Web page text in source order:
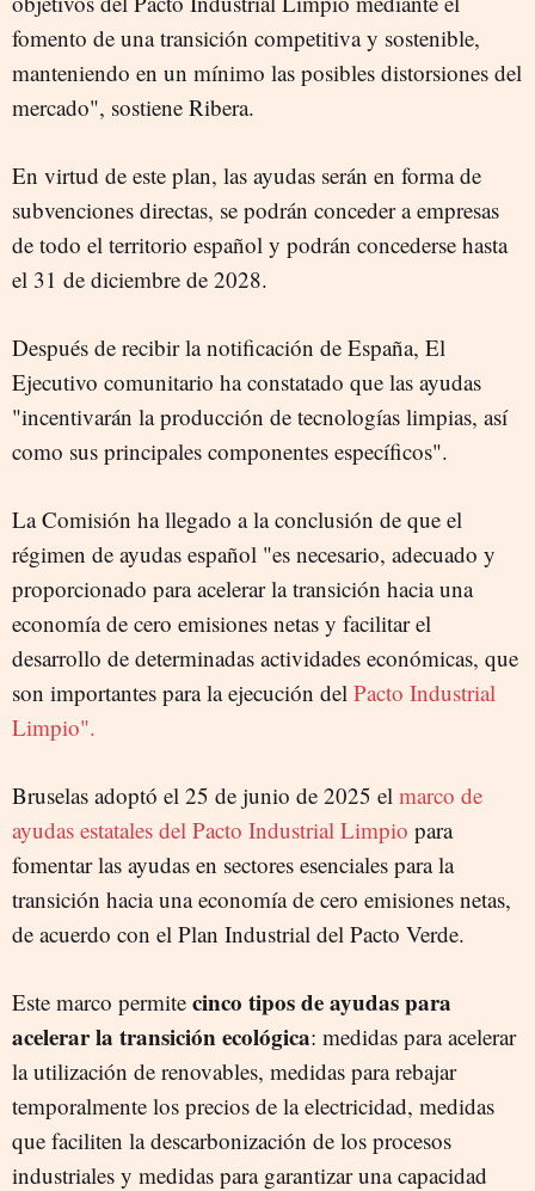
fomento de una transición competitiva y sostenible,
manteniendo en un mínimo las posibles distorsiones del
mercado", sostiene Ribera.
En virtud de este plan, las ayudas serán en forma de
subvenciones directas, se podrán conceder a empresas
de todo el territorio español y podrán concederse hasta
el 31 de diciembre de 2028.
Después de recibir la notificación de España, El
Ejecutivo comunitario ha constatado que las ayudas
"incentivarán la producción de tecnologías limpias, así
como sus principales componentes específicos".
La Comisión ha llegado a la conclusión de que el
régimen de ayudas español "es necesario, adecuado y
proporcionado para acelerar la transición hacia una
economía de cero emisiones netas y facilitar el
desarrollo de determinadas actividades económicas, que
son importantes para la ejecución del Pacto Industrial
Limpio".
Bruselas adoptó el 25 de junio de 2025 el marco de
ayudas estatales del Pacto Industrial Limpio para
fomentar las ayudas en sectores esenciales para la
transición hacia una economía de cero emisiones netas,
de acuerdo con el Plan Industrial del Pacto Verde.
Este marco permite cinco tipos de ayudas para
acelerar la transición ecológica: medidas para acelerar
la utilización de renovables, medidas para rebajar
temporalmente los precios de la electricidad, medidas
que faciliten la descarbonización de los procesos
industriales y medidas para garantizar una capacidad